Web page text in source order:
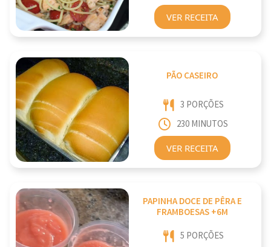
VER RECEITA
PÃO CASEIRO
3 PORÇÕES
230 MINUTOS
VER RECEITA
PAPINHA DOCE DE PÊRA E
FRAMBOESAS +6M
5 PORÇÕES